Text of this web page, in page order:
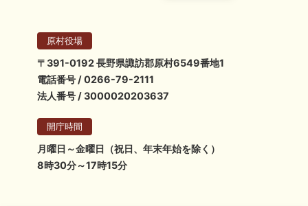
原村役場
〒391-0192 長野県諏訪郡原村6549番地1
電話番号 / 0266-79-2111
法人番号 / 3000020203637
開庁時間
月曜日～金曜日（祝日、年末年始を除く）
8時30分～17時15分